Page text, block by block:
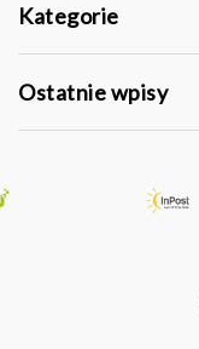
Kategorie
Ostatnie wpisy